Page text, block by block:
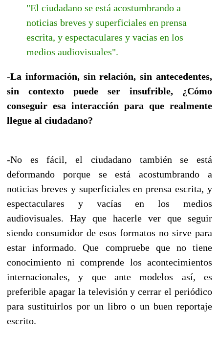
"El ciudadano se está acostumbrando a
noticias breves y superficiales en prensa
escrita, y espectaculares y vacías en los
medios audiovisuales".
-La información, sin relación, sin antecedentes,
sin contexto puede ser insufrible, ¿Cómo
conseguir esa interacción para que realmente
llegue al ciudadano?
-No es fácil, el ciudadano también se está
deformando porque se está acostumbrando a
noticias breves y superficiales en prensa escrita, y
espectaculares y vacías en los medios
audiovisuales. Hay que hacerle ver que seguir
siendo consumidor de esos formatos no sirve para
estar informado. Que compruebe que no tiene
conocimiento ni comprende los acontecimientos
internacionales, y que ante modelos así, es
preferible apagar la televisión y cerrar el periódico
para sustituirlos por un libro o un buen reportaje
escrito.